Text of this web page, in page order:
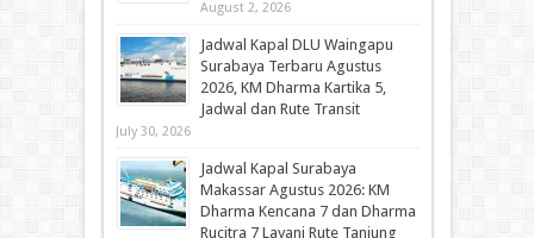
August 2, 2026
Jadwal Kapal DLU Waingapu
Surabaya Terbaru Agustus
2026, KM Dharma Kartika 5,
Jadwal dan Rute Transit
July 30, 2026
Jadwal Kapal Surabaya
Makassar Agustus 2026: KM
Dharma Kencana 7 dan Dharma
Rucitra 7 Layani Rute Tanjung